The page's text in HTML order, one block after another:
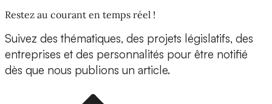
Restez au courant en temps réel !
Suivez des thématiques, des projets législatifs, des
entreprises et des personnalités pour être notifié
dès que nous publions un article.